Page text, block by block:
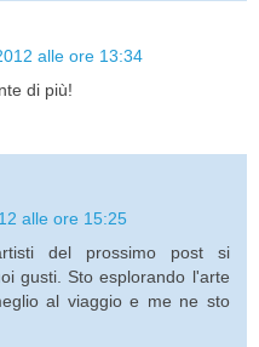
alle ore 13:34
di più!
alle ore 15:25
del prossimo post si
gusti. Sto esplorando l'arte
al viaggio e me ne sto